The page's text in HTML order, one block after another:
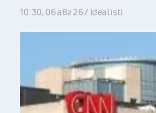
10:30, 06 авг 26 / Idealisti